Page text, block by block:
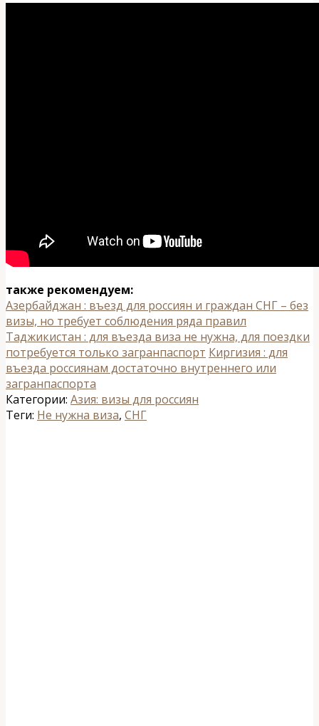
также рекомендуем:
Азербайджан : въезд для россиян и граждан СНГ – без
визы, но требует соблюдения ряда правил
Таджикистан : для въезда виза не нужна, для поездки
потребуется только загранпаспорт Киргизия : для
въезда россиянам достаточно внутреннего или
загранпаспорта
Категории: Азия: визы для россиян
Теги: Не нужна виза, СНГ